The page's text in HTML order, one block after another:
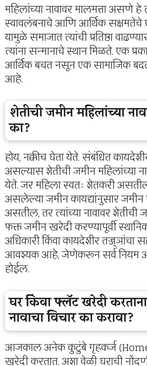
महिलांच्या नावावर मालमत्ता असणे हे
स्वावलंबनाचे आणि आर्थिक सक्षमतेचे
यामुळे समाजात त्यांची प्रतिष्ठा
त्यांना सन्मानाचे स्थान मिळते. एक
आर्थिक बचत नसून एक सामाजिक
आहे.
शेतीची जमीन महिलांच्या
का?
होय, नक्कीच घेता येते. संबंधित
असल्यास शेतीची जमीन महिलांच्या
येते. जर महिला स्वतः शेतकरी
असलेल्या जमीन कायद्यांनुसार जमीन
असतील, तर त्यांच्या नावावर शेतीची
फक्त जमीन खरेदी करण्यापूर्वी
अधिकारी किंवा कायदेशीर तज्ज्ञांचा
आवश्यक आहे, जेणेकरून सर्व नियम
होईल.
घर किंवा फ्लॅट खरेदी
नावाचा विचार का करावा?
आजकाल अनेक कुटुंबे गृहकर्ज
खरेदी करतात. अशा वेळी घराची